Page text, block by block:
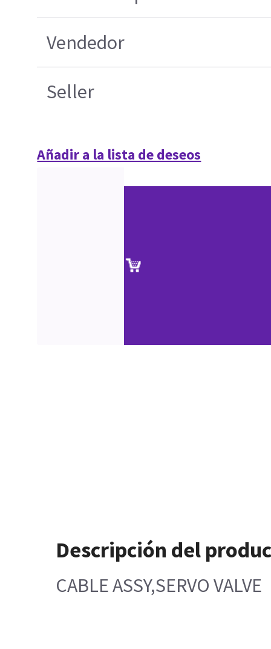
Vendedor
Seller
Añadir a la lista de deseos
Descripción del
CABLE ASSY,SERVO VALVE